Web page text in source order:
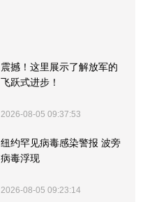
震撼！这里展示了解放军的
飞跃式进步！
2026-08-05 09:37:53
纽约罕见病毒感染警报 波旁
病毒浮现
2026-08-05 09:23:14